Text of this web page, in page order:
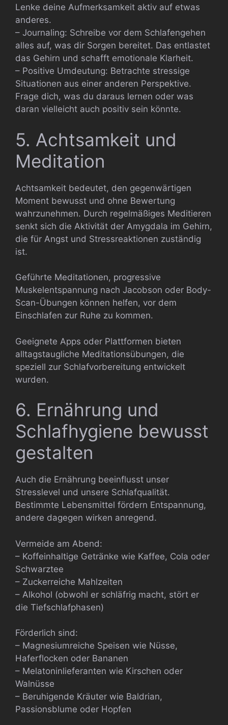
Lenke deine Aufmerksamkeit aktiv auf etwas
anderes.
– Journaling: Schreibe vor dem Schlafengehen
alles auf, was dir Sorgen bereitet. Das entlastet
das Gehirn und schafft emotionale Klarheit.
– Positive Umdeutung: Betrachte stressige
Situationen aus einer anderen Perspektive.
Frage dich, was du daraus lernen oder was
daran vielleicht auch positiv sein könnte.
5. Achtsamkeit und
Meditation
Achtsamkeit bedeutet, den gegenwärtigen
Moment bewusst und ohne Bewertung
wahrzunehmen. Durch regelmäßiges Meditieren
senkt sich die Aktivität der Amygdala im Gehirn,
die für Angst und Stressreaktionen zuständig
ist.
Geführte Meditationen, progressive
Muskelentspannung nach Jacobson oder Body-
Scan-Übungen können helfen, vor dem
Einschlafen zur Ruhe zu kommen.
Geeignete Apps oder Plattformen bieten
alltagstaugliche Meditationsübungen, die
speziell zur Schlafvorbereitung entwickelt
wurden.
6. Ernährung und
Schlafhygiene bewusst
gestalten
Auch die Ernährung beeinflusst unser
Stresslevel und unsere Schlafqualität.
Bestimmte Lebensmittel fördern Entspannung,
andere dagegen wirken anregend.
Vermeide am Abend:
– Koffeinhaltige Getränke wie Kaffee, Cola oder
Schwarztee
– Zuckerreiche Mahlzeiten
– Alkohol (obwohl er schläfrig macht, stört er
die Tiefschlafphasen)
Förderlich sind:
– Magnesiumreiche Speisen wie Nüsse,
Haferflocken oder Bananen
– Melatoninlieferanten wie Kirschen oder
Walnüsse
– Beruhigende Kräuter wie Baldrian,
Passionsblume oder Hopfen